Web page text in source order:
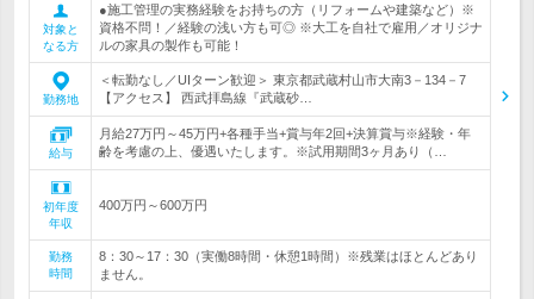
対象と
なる方
●施工管理の実務経験をお持ちの方（リフォームや建築など）※
資格不問！／経験の浅い方も可◎ ※大工を自社で雇用／オリジナ
ルの家具の製作も可能！
勤務地
＜転勤なし／UIターン歓迎＞ 東京都武蔵村山市大南3－134－7
【アクセス】 西武拝島線『武蔵砂…
給与
月給27万円～45万円+各種手当+賞与年2回+決算賞与※経験・年
齢を考慮の上、優遇いたします。※試用期間3ヶ月あり（…
初年度
年収
400万円～600万円
勤務
時間
8：30～17：30（実働8時間・休憩1時間）※残業はほとんどあり
ません。